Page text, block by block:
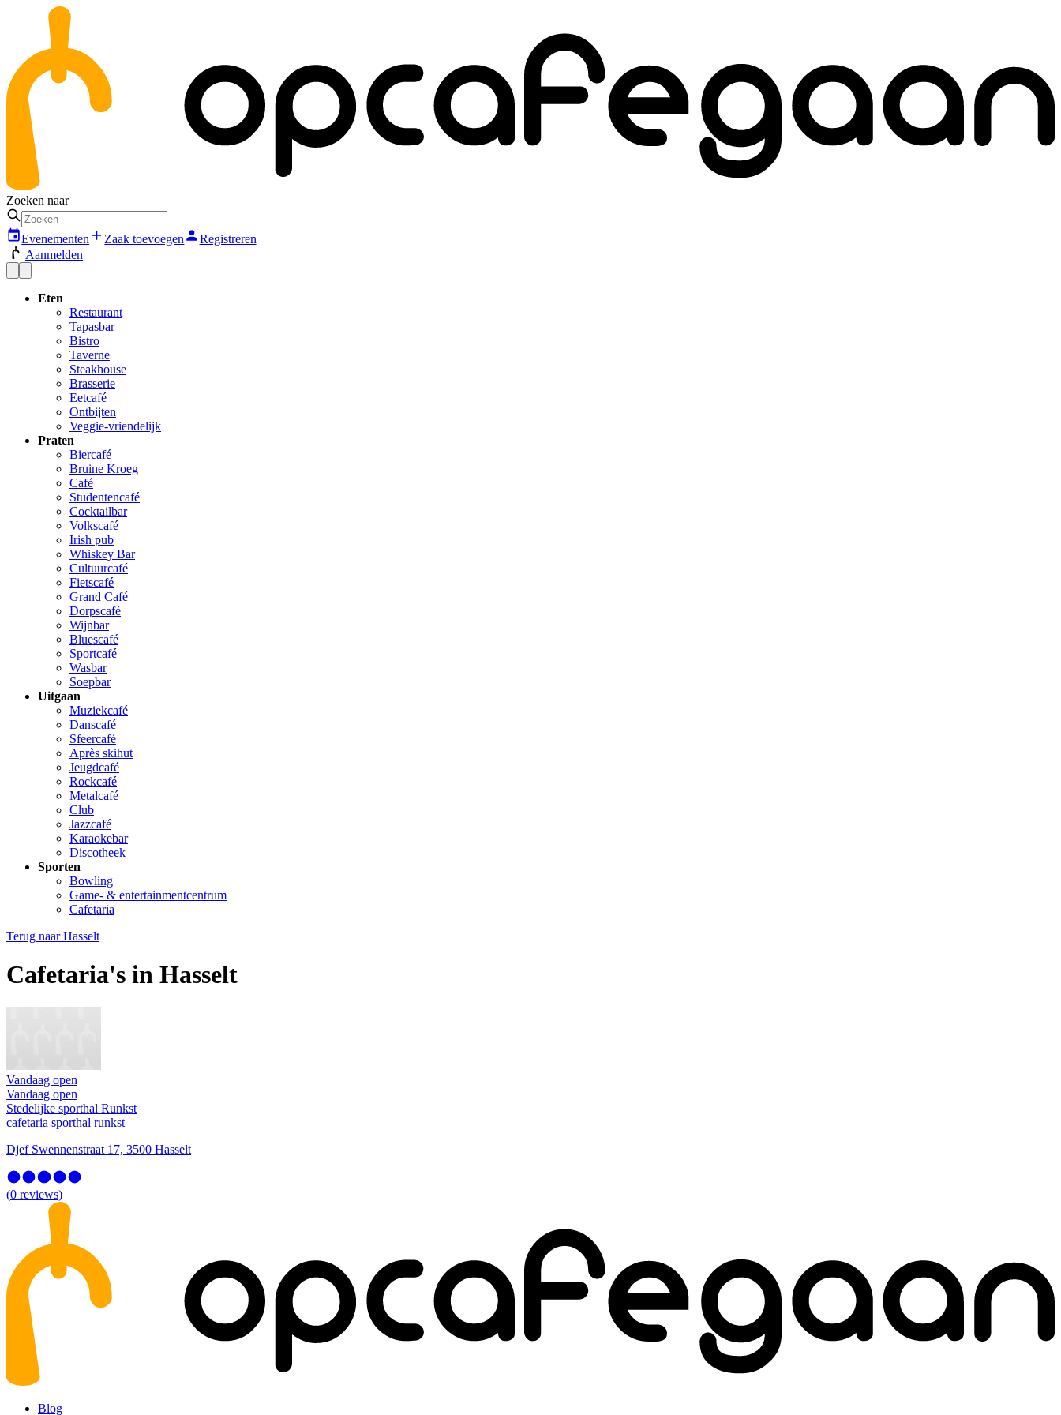
Zoeken naar
Evenementen Zaak toevoegen
Registreren
Aanmelden
Eten
Restaurant
Tapasbar
Bistro
Taverne
Steakhouse
Brasserie
Eetcafé
Ontbijten
Veggie-vriendelijk
Praten
Biercafé
Bruine Kroeg
Café
Studentencafé
Cocktailbar
Volkscafé
Irish pub
Whiskey Bar
Cultuurcafé
Fietscafé
Grand Café
Dorpscafé
Wijnbar
Bluescafé
Sportcafé
Wasbar
Soepbar
Uitgaan
Muziekcafé
Danscafé
Sfeercafé
Après skihut
Jeugdcafé
Rockcafé
Metalcafé
Club
Jazzcafé
Karaokebar
Discotheek
Sporten
Bowling
Game- & entertainmentcentrum
Cafetaria
Terug naar Hasselt
Cafetaria's in Hasselt
Vandaag open
Vandaag open
Stedelijke sporthal Runkst
cafetaria sporthal runkst
Djef Swennenstraat 17, 3500 Hasselt
(0 reviews)
Blog